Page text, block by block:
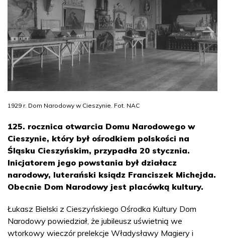
1929 r. Dom Narodowy w Cieszynie. Fot. NAC
125. rocznica otwarcia Domu Narodowego w
Cieszynie, który był ośrodkiem polskości na
Śląsku Cieszyńskim, przypadła 20 stycznia.
Inicjatorem jego powstania był działacz
narodowy, luterański ksiądz Franciszek Michejda.
Obecnie Dom Narodowy jest placówką kultury.
Łukasz Bielski z Cieszyńskiego Ośrodka Kultury Dom
Narodowy powiedział, że jubileusz uświetnią we
wtorkowy wieczór prelekcje Władysławy Magiery i